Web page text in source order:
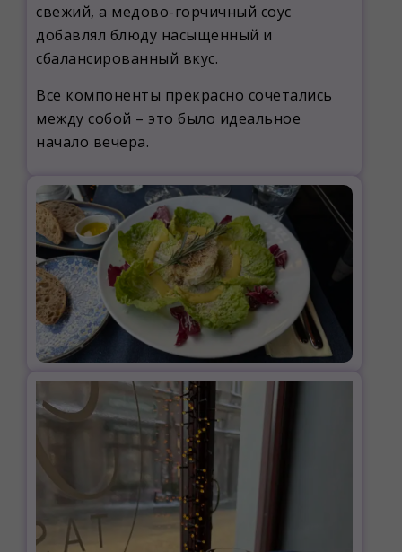
свежий, а медово-горчичный соус
добавлял блюду насыщенный и
сбалансированный вкус.
Все компоненты прекрасно сочетались
между собой – это было идеальное
начало вечера.